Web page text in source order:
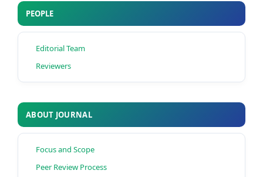
PEOPLE
Editorial Team
Reviewers
ABOUT JOURNAL
Focus and Scope
Peer Review Process